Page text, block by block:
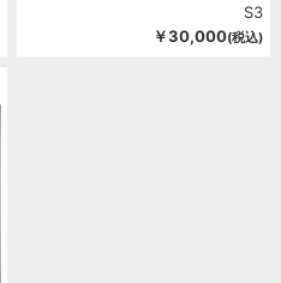
S3
￥30,000(税込)